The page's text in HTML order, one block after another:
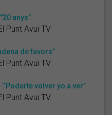
anys”
Punt Avui TV
de favors”
Punt Avui TV
volver yo a ver”
Punt Avui TV